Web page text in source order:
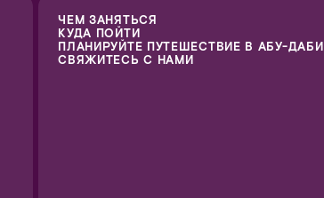
ЧЕМ ЗАНЯТЬСЯ
КУДА ПОЙТИ
ПЛАНИРУЙТЕ ПУТЕШЕСТВИЕ В АБУ-ДАБИ
СВЯЖИТЕСЬ С НАМИ